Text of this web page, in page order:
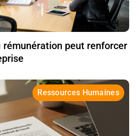
rémunération peut renforcer
Ressources Humaines